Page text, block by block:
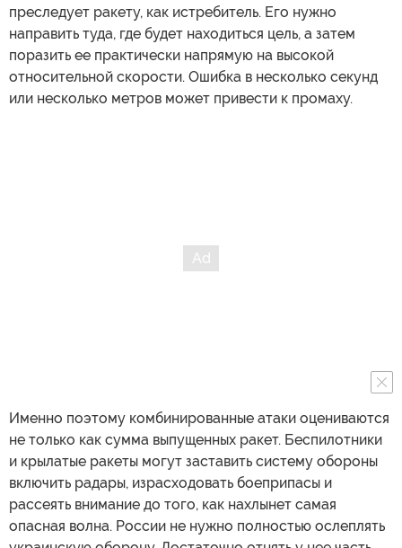
преследует ракету, как истребитель. Его нужно
направить туда, где будет находиться цель, а затем
поразить ее практически напрямую на высокой
относительной скорости. Ошибка в несколько секунд
или несколько метров может привести к промаху.
Именно поэтому комбинированные атаки оцениваются
не только как сумма выпущенных ракет. Беспилотники
и крылатые ракеты могут заставить систему обороны
включить радары, израсходовать боеприпасы и
рассеять внимание до того, как нахлынет самая
опасная волна. России не нужно полностью ослеплять